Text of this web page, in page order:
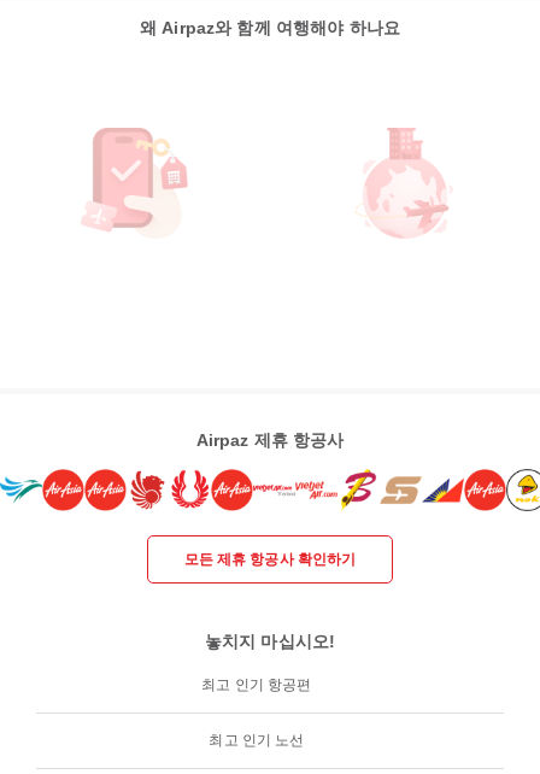
왜 Airpaz와 함께 여행해야 하나요
Airpaz 제휴 항공사
모든 제휴 항공사 확인하기
놓치지 마십시오!
최고 인기 항공편
최고 인기 노선